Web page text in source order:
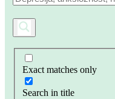
Exact matches only
Search in title